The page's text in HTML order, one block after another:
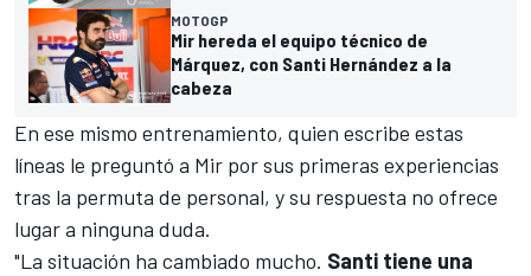
MOTOGP
Mir hereda el equipo técnico de
Márquez, con Santi Hernández a la
cabeza
En ese mismo entrenamiento, quien escribe estas
líneas le preguntó a Mir por sus primeras experiencias
tras la permuta de personal, y su respuesta no ofrece
lugar a ninguna duda.
"La situación ha cambiado mucho. Santi tiene una